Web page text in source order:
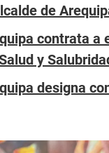
de
contrata a
y
designa